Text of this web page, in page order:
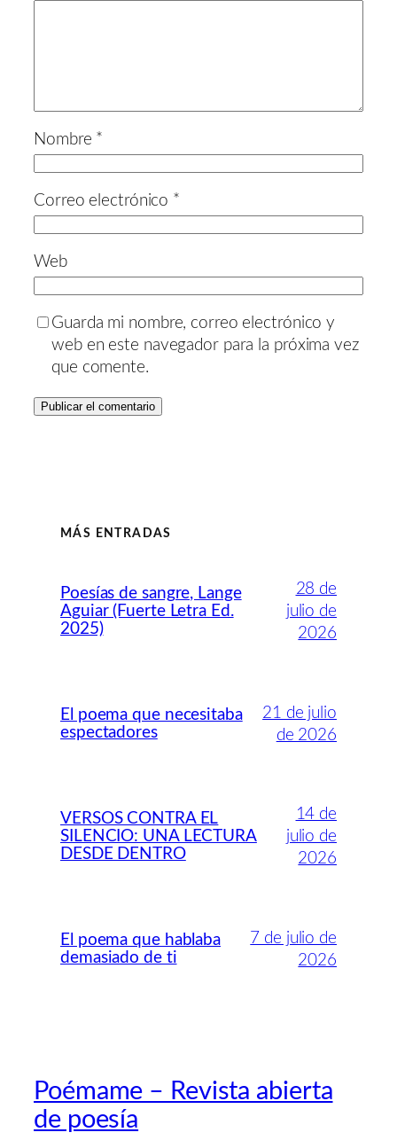
Nombre *
Correo electrónico *
Web
Guarda mi nombre, correo electrónico y
web en este navegador para la próxima vez
que comente.
MÁS ENTRADAS
Poesías de sangre, Lange
Aguiar (Fuerte Letra Ed.
2025)
28 de
julio de
2026
El poema que necesitaba
espectadores
21 de julio
de 2026
VERSOS CONTRA EL
SILENCIO: UNA LECTURA
DESDE DENTRO
14 de
julio de
2026
El poema que hablaba
demasiado de ti
7 de julio de
2026
Poémame – Revista abierta
de poesía